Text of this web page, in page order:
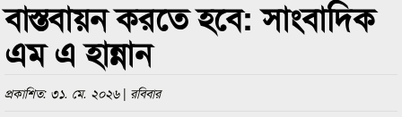
বাস্তবায়ন করতে হবে: সাংবাদিক
এম এ হান্নান
প্রকাশিত: ৩১. মে. ২০২৬ | রবিবার